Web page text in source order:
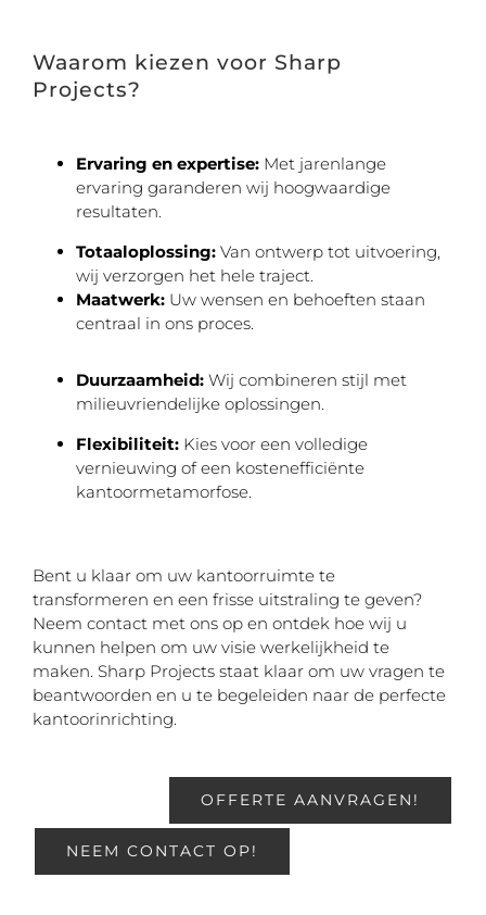
Waarom kiezen voor Sharp
Projects?
Ervaring en expertise:Met jarenlange
ervaring garanderen wij hoogwaardige
resultaten.
Totaaloplossing: Van ontwerp tot uitvoering,
wij verzorgen het hele traject.
Maatwerk:Uw wensen en behoeften staan
centraal in ons proces.
Duurzaamheid:Wij combineren stijl met
milieuvriendelijke oplossingen.
Flexibiliteit:Kies voor een volledige
vernieuwing of een kostenefficiënte
kantoormetamorfose.
Bent u klaar om uw kantoorruimte te
transformeren en een frisse uitstraling te geven?
Neem contact met ons op en ontdek hoe wij u
kunnen helpen om uw visie werkelijkheid te
maken. Sharp Projects staat klaar om uw vragen te
beantwoorden en u te begeleiden naar de perfecte
kantoorinrichting.
OFFERTE AANVRAGEN!
NEEM CONTACT OP!